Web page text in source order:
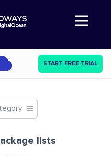
Abre a navegação
START FREE TRIAL
lists